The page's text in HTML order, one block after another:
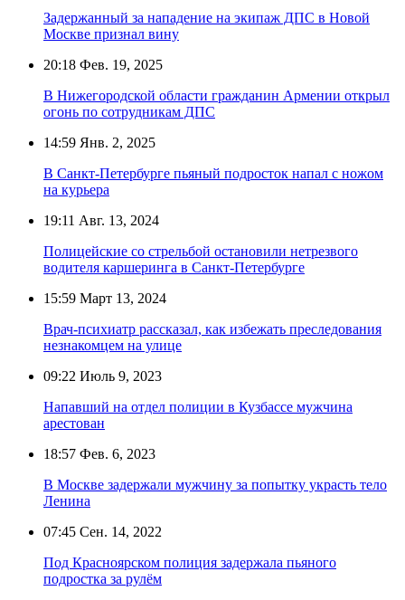
Задержанный за нападение на экипаж ДПС в Новой
Москве признал вину
20:18 Фев. 19, 2025
В Нижегородской области гражданин Армении открыл
огонь по сотрудникам ДПС
14:59 Янв. 2, 2025
В Санкт-Петербурге пьяный подросток напал с ножом
на курьера
19:11 Авг. 13, 2024
Полицейские со стрельбой остановили нетрезвого
водителя каршеринга в Санкт-Петербурге
15:59 Март 13, 2024
Врач-психиатр рассказал, как избежать преследования
незнакомцем на улице
09:22 Июль 9, 2023
Напавший на отдел полиции в Кузбассе мужчина
арестован
18:57 Фев. 6, 2023
В Москве задержали мужчину за попытку украсть тело
Ленина
07:45 Сен. 14, 2022
Под Красноярском полиция задержала пьяного
подростка за рулём